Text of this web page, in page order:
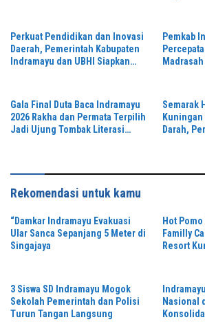
Perkuat Pendidikan dan Inovasi
Daerah, Pemerintah Kabupaten
Indramayu dan UBHI Siapkan
Pemkab
Gala Final Duta Baca Indramayu
2026 Rakha dan Permata Terpilih
Jadi Ujung Tombak Literasi
Semarak
Darah,
Rekomendasi untuk kamu
“Damkar Indramayu Evakuasi
Ular Sanca Sepanjang 5 Meter di
Singajaya
Hot
Familly
Resort
3 Siswa SD Indramayu Mogok
Sekolah Pemerintah dan Polisi
Turun Tangan Langsung
Nasional